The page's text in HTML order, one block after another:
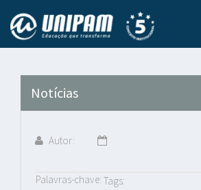
Notícias
Autor:
Palavras-chave: Tags: